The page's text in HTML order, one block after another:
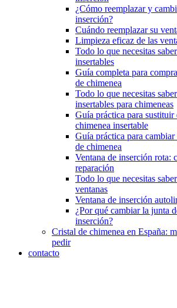
¿Cómo reemplazar y
inserción?
Cuándo reemplazar su
Limpieza eficaz de las
Todo lo que necesitas
insertables
Guía completa para
de chimenea
Todo lo que necesitas
insertables para chimeneas
Guía práctica para sustituir
chimenea insertable
Guía práctica para
de chimenea
Ventana de inserción rota:
reparación
Todo lo que necesitas
ventanas
Ventana de inserción
¿Por qué cambiar la junta
inserción?
Cristal de chimenea en España:
pedir
contacto